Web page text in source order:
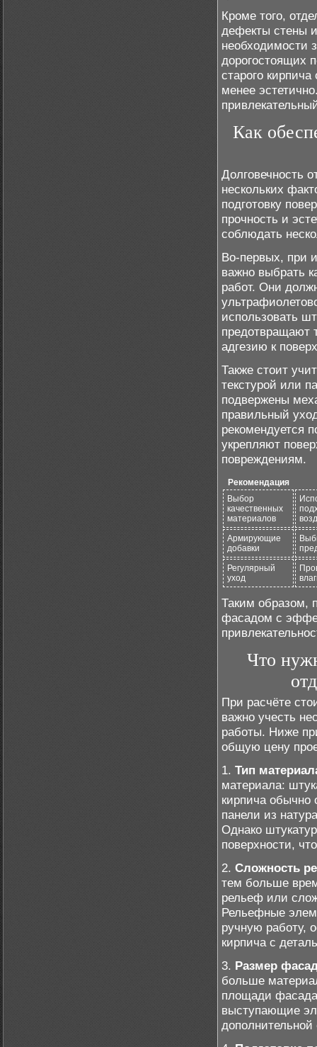
Кроме того,
дефекты стены
необходимости
дорогостоящих
старого
менее
Как
Долговечность
нескольких
подготовку
прочность и
соблюдать
Во-первых, при
важно выбрать
работ. Они
использовать
предотвращают
адгезию к
Также стоит
текстурой или
подвержены
правильный
рекомендуется
укрепляют
повреждениям.
Рекомендация
Выбор
качественных
материалов
Армирующие
добавки
Регулярный
уход
Таким образом,
фасадом с
Что
При расчёте
важно учесть
работы. Ниже
общую цену
1. Тип
материала:
кирпича обычно
панели из
Однако
поверхности,
2. Сложность
тем больше
рельеф или
Рельефные
ручную работу,
кирпича с
3. Размер
больше
площади фасада
выступающие
дополнительной